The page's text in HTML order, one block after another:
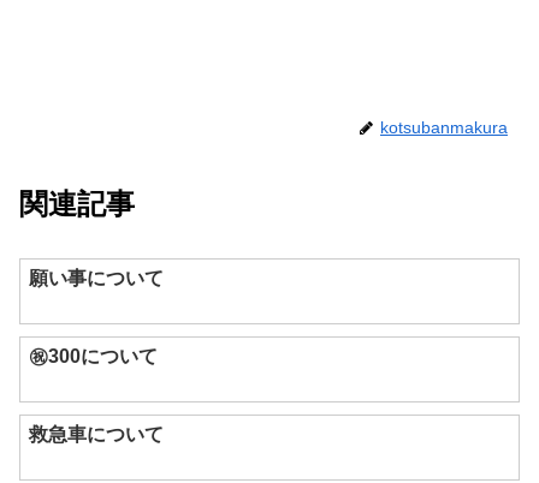
kotsubanmakura
関連記事
願い事について
㊗︎300について
救急車について